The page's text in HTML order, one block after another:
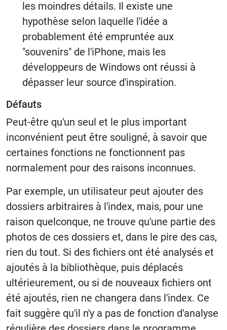
les moindres détails. Il existe une
hypothèse selon laquelle l'idée a
probablement été empruntée aux
"souvenirs" de l'iPhone, mais les
développeurs de Windows ont réussi à
dépasser leur source d'inspiration.
Défauts
Peut-être qu'un seul et le plus important
inconvénient peut être souligné, à savoir que
certaines fonctions ne fonctionnent pas
normalement pour des raisons inconnues.
Par exemple, un utilisateur peut ajouter des
dossiers arbitraires à l'index, mais, pour une
raison quelconque, ne trouve qu'une partie des
photos de ces dossiers et, dans le pire des cas,
rien du tout. Si des fichiers ont été analysés et
ajoutés à la bibliothèque, puis déplacés
ultérieurement, ou si de nouveaux fichiers ont
été ajoutés, rien ne changera dans l'index. Ce
fait suggère qu'il n'y a pas de fonction d'analyse